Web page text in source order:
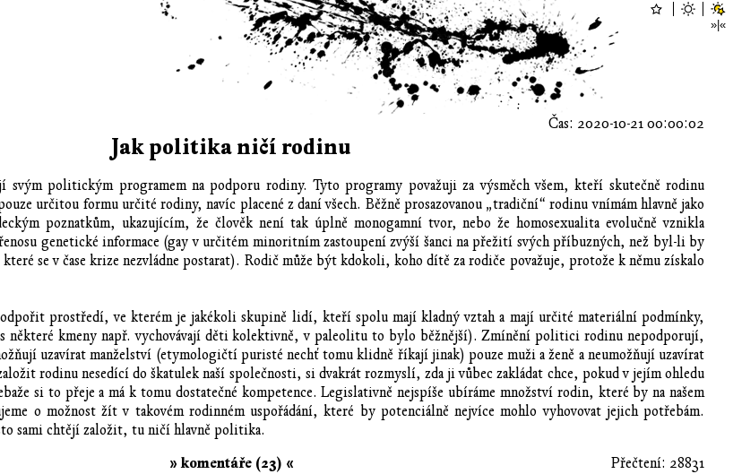
Čas: 2020-10-21 00:00:02
Jak politika ničí rodinu
svým politickým programem na podporu rodiny. Tyto programy považuji za výsměch všem, kteří skutečně rodinu
určitou formu určité rodiny, navíc placené z daní všech. Běžně prosazovanou „tradiční“ rodinu vnímám hlavně jako
poznatkům, ukazujícím, že člověk není tak úplně monogamní tvor, nebo že homosexualita evolučně vznikla
genetické informace (gay v určitém minoritním zastoupení zvýší šanci na přežití svých příbuzných, než byl-li by
se v čase krize nezvládne postarat). Rodič může být kdokoli, koho dítě za rodiče považuje, protože k němu získalo
prostředí, ve kterém je jakékoli skupině lidí, kteří spolu mají kladný vztah a mají určité materiální podmínky,
některé kmeny např. vychovávají děti kolektivně, v paleolitu to bylo běžnější). Zmínění politici rodinu nepodporují,
uzavírat manželství (etymologičtí puristé nechť tomu klidně říkají jinak) pouze muži a ženě a neumožňují uzavírat
rodinu nesedící do škatulek naší společnosti, si dvakrát rozmyslí, zda ji vůbec zakládat chce, pokud v jejím ohledu
si to přeje a má k tomu dostatečné kompetence. Legislativně nejspíše ubíráme množství rodin, které by na našem
o možnost žít v takovém rodinném uspořádání, které by potenciálně nejvíce mohlo vyhovovat jejich potřebám.
sami chtějí založit, tu ničí hlavně politika.
Přečtení: 28831
» komentáře (23) «